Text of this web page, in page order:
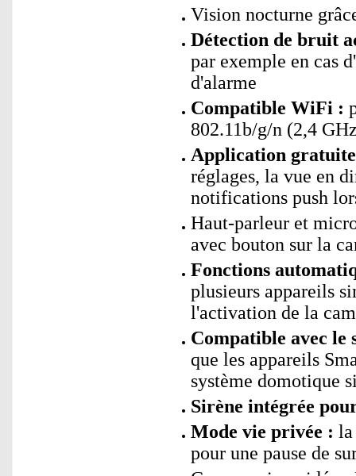
Vision nocturne
Détection de bruit
par exemple en cas
d'alarme
Compatible WiFi :
802.11b/g/n (2,4
Application
réglages, la vue en
notifications push
Haut-parleur et
avec bouton sur la
Fonctions
plusieurs appareils
l'activation de la
Compatible avec le
que les appareils
système domotique
Sirène intégrée
Mode vie privée : la
pour une pause de